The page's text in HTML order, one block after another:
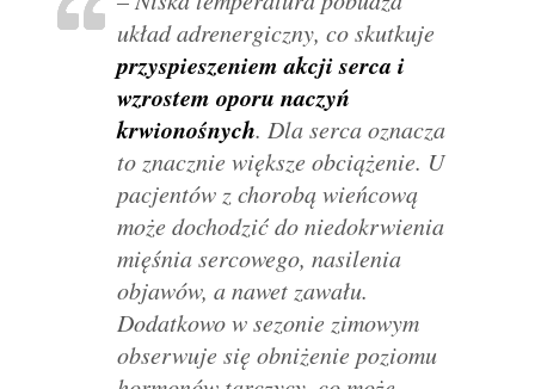
układ adrenergiczny, co skutkuje
przyspieszeniem akcji serca i
wzrostem oporu naczyń
krwionośnych. Dla serca oznacza
to znacznie większe obciążenie. U
pacjentów z chorobą wieńcową
może dochodzić do niedokrwienia
mięśnia sercowego, nasilenia
objawów, a nawet zawału.
Dodatkowo w sezonie zimowym
obserwuje się obniżenie poziomu